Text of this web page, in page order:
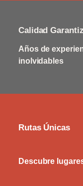
Calidad
Años de
inolvidables
Rutas Únicas
Descubre